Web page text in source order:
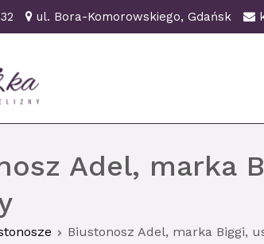
ul. Bora-Komorowskiego, Gdańsk
Adel, marka
Biustonosz Adel, marka Biggi,